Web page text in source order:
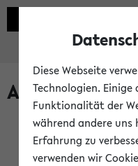
Archivierte
Anglistik: British and
(Einschreibung bis
Diese Webseite
Technologien.
Funktionalität der
während andere uns
Erfahrung zu
verwenden wir